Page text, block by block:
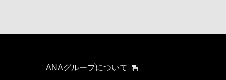
ANAグループについて